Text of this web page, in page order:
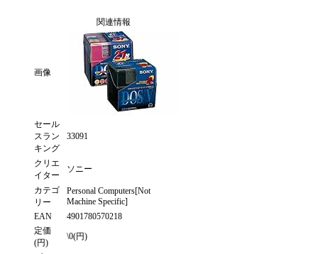
関連情報
画像
セール
スラン
キング
33091
クリエ
イター
ソニー
カテゴ
リー
Personal Computers[Not
Machine Specific]
EAN
4901780570218
定価
(円)
\0(円)